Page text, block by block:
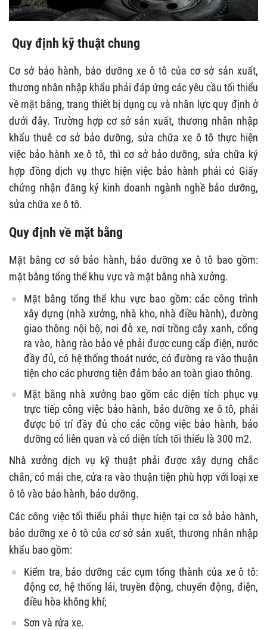
Quy định kỹ thuật chung
Cơ sở bảo hành, bảo dưỡng xe ô tô của cơ sở sản xuất,
thương nhân nhập khẩu phải đáp ứng các yêu cầu tối thiểu
về mặt bằng, trang thiết bị dụng cụ và nhân lực quy định ở
dưới đây. Trường hợp cơ sở sản xuất, thương nhân nhập
khẩu thuê cơ sở bảo dưỡng, sửa chữa xe ô tô thực hiện
việc bảo hành xe ô tô, thì cơ sở bảo dưỡng, sửa chữa ký
hợp đồng dịch vụ thực hiện việc bảo hành phải có Giấy
chứng nhận đăng ký kinh doanh ngành nghề bảo dưỡng,
sửa chữa xe ô tô.
Quy định về mặt bằng
Mặt bằng cơ sở bảo hành, bảo dưỡng xe ô tô bao gồm:
mặt bằng tổng thể khu vực và mặt bằng nhà xưởng.
Mặt bằng tổng thể khu vực bao gồm: các công trình
xây dựng (nhà xưởng, nhà kho, nhà điều hành), đường
giao thông nội bộ, nơi đỗ xe, nơi trồng cây xanh, cổng
ra vào, hàng rào bảo vệ phải được cung cấp điện, nước
đầy đủ, có hệ thống thoát nước, có đường ra vào thuận
tiện cho các phương tiện đảm bảo an toàn giao thông.
Mặt bằng nhà xưởng bao gồm các diện tích phục vụ
trực tiếp công việc bảo hành, bảo dưỡng xe ô tô, phải
được bố trí đầy đủ cho các công việc bảo hành, bảo
dưỡng có liên quan và có diện tích tối thiểu là 300 m2.
Nhà xưởng dịch vụ kỹ thuật phải được xây dựng chắc
chắn, có mái che, cửa ra vào thuận tiện phù hợp với loại xe
ô tô vào bảo hành, bảo dưỡng.
Các công việc tối thiểu phải thực hiện tại cơ sở bảo hành,
bảo dưỡng xe ô tô của cơ sở sản xuất, thương nhân nhập
khẩu bao gồm:
Kiểm tra, bảo dưỡng các cụm tổng thành của xe ô tô:
động cơ, hệ thống lái, truyền động, chuyển động, điện,
điều hòa không khí;
Sơn và rửa xe.